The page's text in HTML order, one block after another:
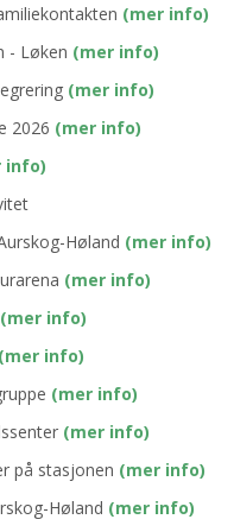
(mer info)
- Løken (mer info)
(mer info)
2026 (mer info)
info)
Høland (mer info)
(mer info)
(mer info)
(mer info)
(mer info)
(mer info)
på stasjonen (mer info)
Høland (mer info)